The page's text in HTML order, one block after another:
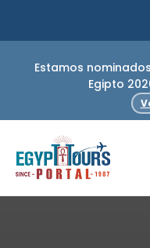
Estamos
Egipto